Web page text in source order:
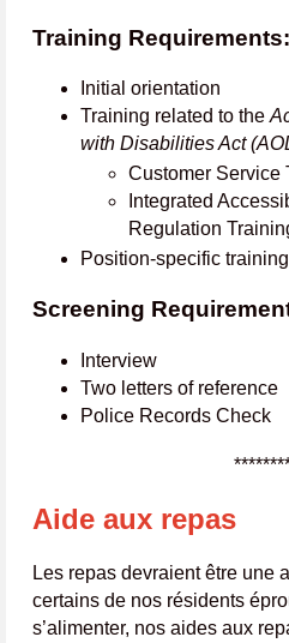
Training Requirements:
Initial orientation
Training related to the
with Disabilities Act
Customer Service
Integrated
Regulation
Position-specific training
Screening
Interview
Two letters of reference
Police Records Check
Aide aux repas
Les repas devraient être une
certains de nos résidents
s’alimenter, nos aides aux